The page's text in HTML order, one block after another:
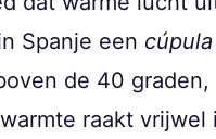
Spanje een
de 40
raakt